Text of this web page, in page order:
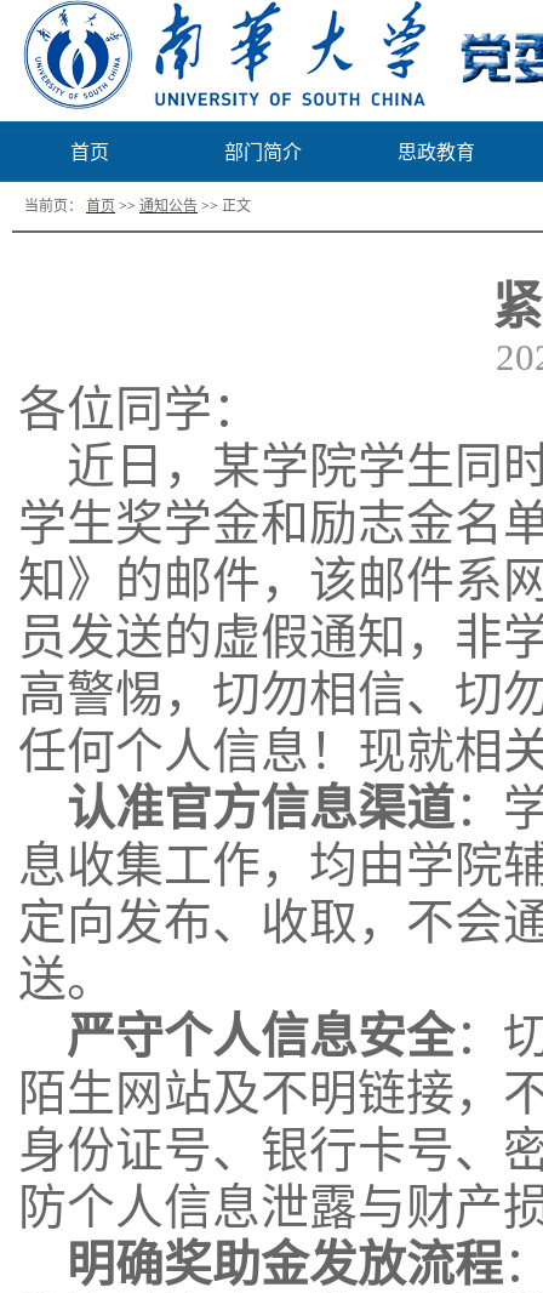
首页 部门简介 思政教育
当前页： 首页 >> 通知公告 >> 正文
各位同学：
近日，某学院学生同
学生奖学金和励志金名
知》的邮件，该邮件系
员发送的虚假通知，非
高警惕，切勿相信、切
任何个人信息！现就相
认准官方信息渠道：
息收集工作，均由学院
定向发布、收取，不会
送。
严守个人信息安全：
陌生网站及不明链接，
身份证号、银行卡号、
防个人信息泄露与财产
明确奖助金发放流程